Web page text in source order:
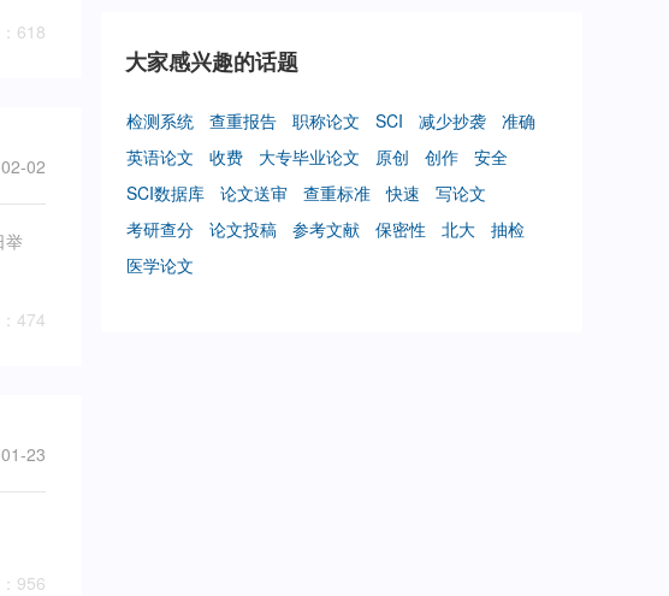
618
02
举
474
23
956
大家感兴趣的话题
检测系统 查重报告 职称论文 SCI 减少抄袭
准确
英语论文
收费 大专毕业论文 原创 创作
安全
SCI数据库
论文送审 查重标准 快速
写论文
考研查分
论文投稿 参考文献 保密性 北大
抽检
医学论文